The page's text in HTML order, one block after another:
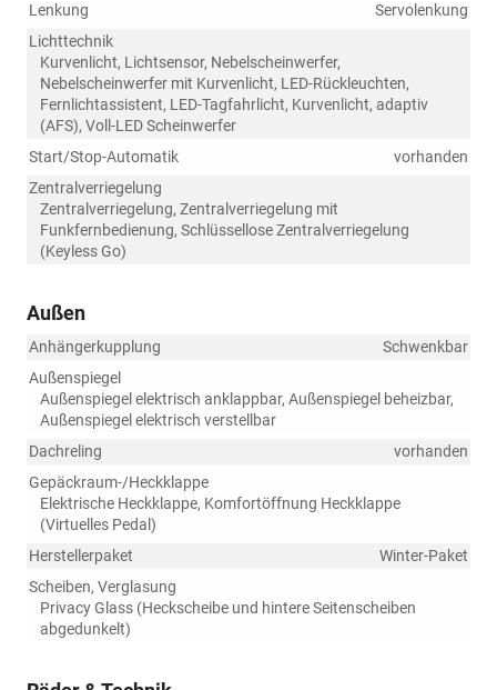
Lenkung
Servolenkung
Lichttechnik
Kurvenlicht, Lichtsensor, Nebelscheinwerfer,
Nebelscheinwerfer mit Kurvenlicht, LED-Rückleuchten,
Fernlichtassistent, LED-Tagfahrlicht, Kurvenlicht, adaptiv
(AFS), Voll-LED Scheinwerfer
Start/Stop-Automatik
vorhanden
Zentralverriegelung
Zentralverriegelung, Zentralverriegelung mit
Funkfernbedienung, Schlüssellose Zentralverriegelung
(Keyless Go)
Außen
Anhängerkupplung
Schwenkbar
Außenspiegel
Außenspiegel elektrisch anklappbar, Außenspiegel beheizbar,
Außenspiegel elektrisch verstellbar
Dachreling
vorhanden
Gepäckraum-/Heckklappe
Elektrische Heckklappe, Komfortöffnung Heckklappe
(Virtuelles Pedal)
Herstellerpaket
Winter-Paket
Scheiben, Verglasung
Privacy Glass (Heckscheibe und hintere Seitenscheiben
abgedunkelt)